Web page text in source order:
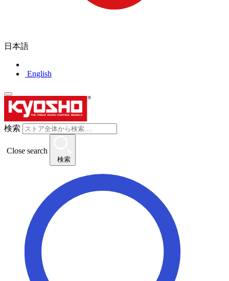
日本語
English
検索
Close search
検索